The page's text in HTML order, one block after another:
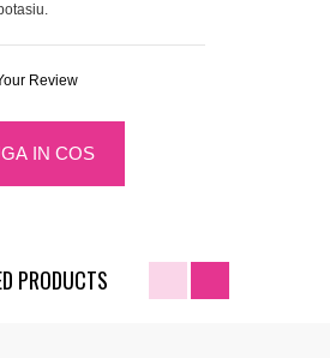
Review
IN COS
PRODUCTS